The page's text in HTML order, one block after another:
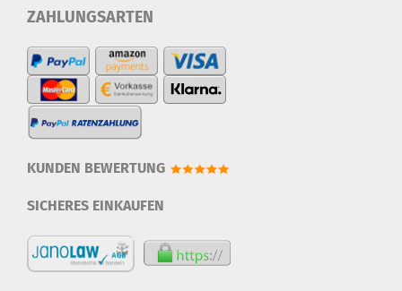
ZAHLUNGSARTEN
KUNDEN BEWERTUNG
SICHERES EINKAUFEN